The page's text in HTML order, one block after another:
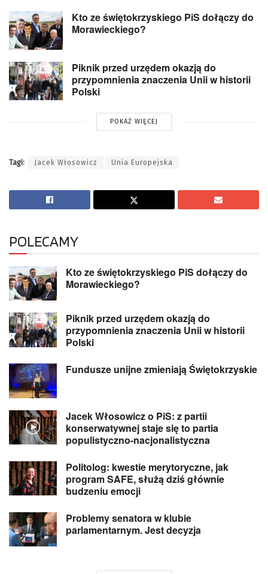
Kto ze świętokrzyskiego PiS dołączy do
Morawieckiego?
Piknik przed urzędem okazją do
przypomnienia znaczenia Unii w historii
Polski
POKAŻ WIĘCEJ
Tagi: Jacek Włosowicz Unia Europejska
POLECAMY
Kto ze świętokrzyskiego PiS dołączy do
Morawieckiego?
Piknik przed urzędem okazją do
przypomnienia znaczenia Unii w historii
Polski
Fundusze unijne zmieniają Świętokrzyskie
Jacek Włosowicz o PiS: z partii
konserwatywnej staje się to partia
populistyczno-nacjonalistyczna
Politolog: kwestie merytoryczne, jak
program SAFE, służą dziś głównie
budzeniu emocji
Problemy senatora w klubie
parlamentarnym. Jest decyzja